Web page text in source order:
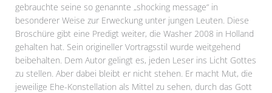
gebrauchte seine so genannte „shocking message“ in
besonderer Weise zur Erweckung unter jungen Leuten. Diese
Broschüre gibt eine Predigt weiter, die Washer 2008 in Holland
gehalten hat. Sein origineller Vortragsstil wurde weitgehend
beibehalten. Dem Autor gelingt es, jeden Leser ins Licht Gottes
zu stellen. Aber dabei bleibt er nicht stehen. Er macht Mut, die
jeweilige Ehe-Konstellation als Mittel zu sehen, durch das Gott